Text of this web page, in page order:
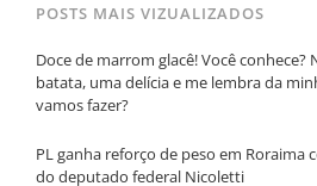
POSTS MAIS VIZUALIZADOS
Doce de marrom glacê! Você conhece?
batata, uma delícia e me lembra da
vamos fazer?
PL ganha reforço de peso em Roraima
do deputado federal Nicoletti